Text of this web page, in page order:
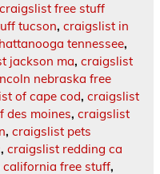
craigslist free stuff
tucson, craigslist in
tennessee,
jackson ma, craigslist
nebraska free
of cape cod, craigslist
des moines, craigslist
, craigslist pets
, craigslist redding ca
free stuff,